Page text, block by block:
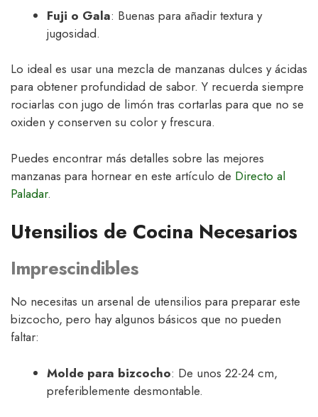
Fuji o Gala: Buenas para añadir textura y
jugosidad.
Lo ideal es usar una mezcla de manzanas dulces y ácidas
para obtener profundidad de sabor. Y recuerda siempre
rociarlas con jugo de limón tras cortarlas para que no se
oxiden y conserven su color y frescura.
Puedes encontrar más detalles sobre las mejores
manzanas para hornear en este artículo de Directo al
Paladar.
Utensilios de Cocina Necesarios
Imprescindibles
No necesitas un arsenal de utensilios para preparar este
bizcocho, pero hay algunos básicos que no pueden
faltar:
Molde para bizcocho: De unos 22-24 cm,
preferiblemente desmontable.